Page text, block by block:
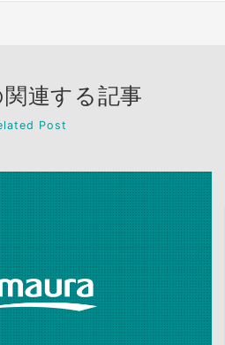
連する記事
Post